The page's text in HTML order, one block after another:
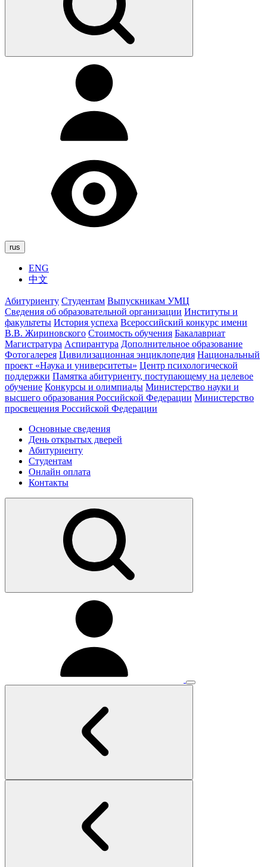
rus
ENG
中文
Абитуриенту Студентам Выпускникам УМЦ
Сведения об образовательной организации Институты и
факультеты История успеха Всероссийский конкурс имени
В.В. Жириновского Стоимость обучения Бакалавриат
Магистратура Аспирантура Дополнительное образование
Фотогалерея Цивилизационная энциклопедия Национальный
проект «Наука и университеты» Центр психологической
поддержки Памятка абитуриенту, поступающему на целевое
обучение Конкурсы и олимпиады Министерство науки и
высшего образования Российской Федерации Министерство
просвещения Российской Федерации
Основные сведения
День открытых дверей
Абитуриенту
Студентам
Онлайн оплата
Контакты